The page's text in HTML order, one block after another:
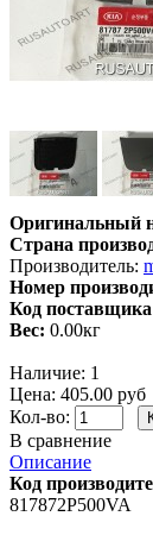
Оригинальный
Страна
Производитель:
Номер
Код
Вес: 0.00кг
Наличие: 1
Цена: 405.00 руб
Кол-во:
В сравнение
Описание
Код
817872P500VA